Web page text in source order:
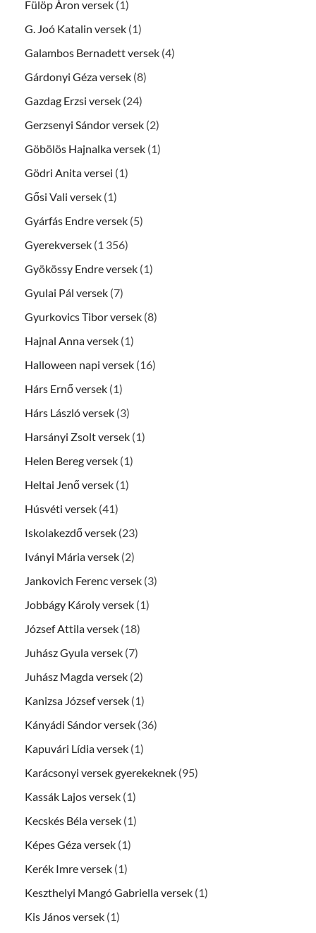
Fülöp Áron versek (1)
G. Joó Katalin versek (1)
Galambos Bernadett versek (4)
Gárdonyi Géza versek (8)
Gazdag Erzsi versek (24)
Gerzsenyi Sándor versek (2)
Göbölös Hajnalka versek (1)
Gödri Anita versei (1)
Gősi Vali versek (1)
Gyárfás Endre versek (5)
Gyerekversek (1 356)
Gyökössy Endre versek (1)
Gyulai Pál versek (7)
Gyurkovics Tibor versek (8)
Hajnal Anna versek (1)
Halloween napi versek (16)
Hárs Ernő versek (1)
Hárs László versek (3)
Harsányi Zsolt versek (1)
Helen Bereg versek (1)
Heltai Jenő versek (1)
Húsvéti versek (41)
Iskolakezdő versek (23)
Iványi Mária versek (2)
Jankovich Ferenc versek (3)
Jobbágy Károly versek (1)
József Attila versek (18)
Juhász Gyula versek (7)
Juhász Magda versek (2)
Kanizsa József versek (1)
Kányádi Sándor versek (36)
Kapuvári Lídia versek (1)
Karácsonyi versek gyerekeknek (95)
Kassák Lajos versek (1)
Kecskés Béla versek (1)
Képes Géza versek (1)
Kerék Imre versek (1)
Keszthelyi Mangó Gabriella versek (1)
Kis János versek (1)